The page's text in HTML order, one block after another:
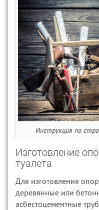
Инструкция по
Изготовление
туалета
Для изготовления
деревянные или
асбестоцементные